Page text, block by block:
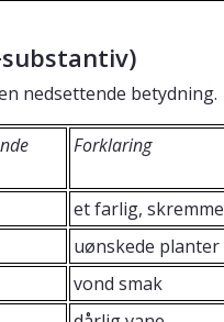
nedsettende betydning.
Forklaring
et farlig,
uønskede planter
vond smak